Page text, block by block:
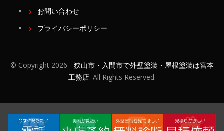
お問い合わせ
プライバシーポリシー
© Copyright2026 - 狭山市・入間市で外壁塗装・屋根塗装は宮本
工務店. All Rights Reserved.